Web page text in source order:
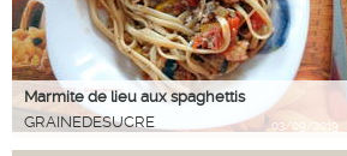
Marmite de lieu aux spaghettis
GRAINEDESUCRE
03/09/2019